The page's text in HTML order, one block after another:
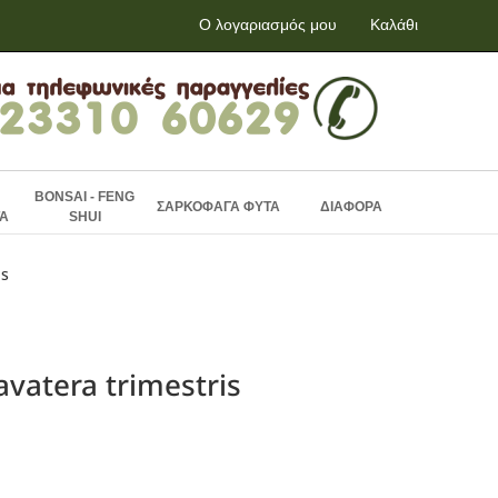
Ο λογαριασμός μου Καλάθι
BONSAI - FENG
SHUI
ΣΑΡΚΟΦΑΓΑ ΦΥΤΑ ΔΙΑΦΟΡΑ
trimestris